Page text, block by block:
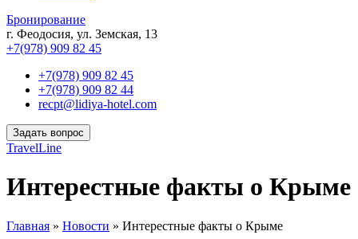
Бронирование
г. Феодосия, ул. Земская, 13
+7(978) 909 82 45
+7(978) 909 82 45
+7(978) 909 82 44
recpt@lidiya-hotel.com
Задать вопрос
TravelLine
Интерестные факты о Крыме
Главная » Новости » Интерестные факты о Крыме